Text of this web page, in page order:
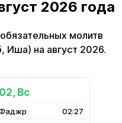
2026 года
молитв
на август 2026.
02, Вс
02:27